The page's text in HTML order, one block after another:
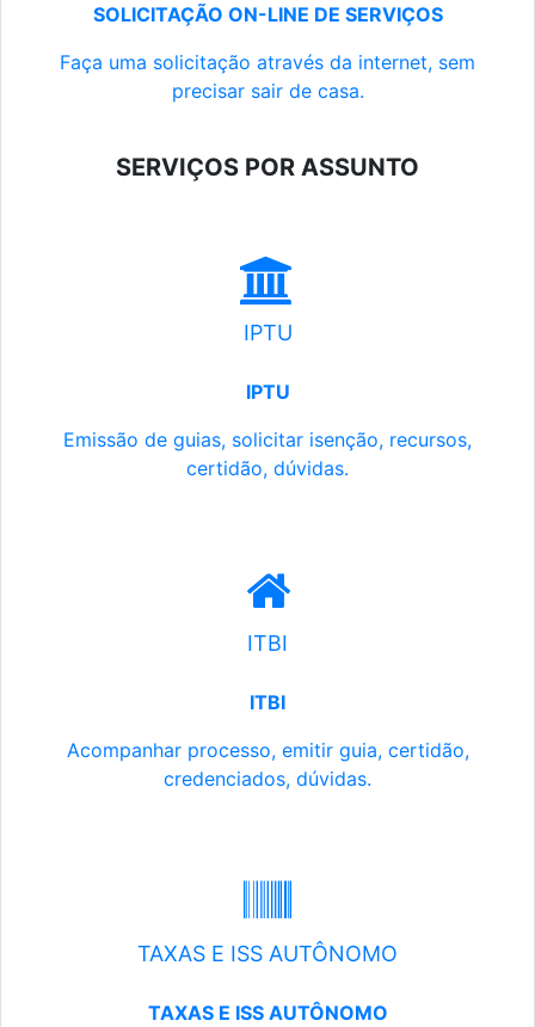
SOLICITAÇÃO ON-LINE DE SERVIÇOS
Faça uma solicitação através da internet, sem
precisar sair de casa.
SERVIÇOS POR ASSUNTO
IPTU
IPTU
Emissão de guias, solicitar isenção, recursos,
certidão, dúvidas.
ITBI
ITBI
Acompanhar processo, emitir guia, certidão,
credenciados, dúvidas.
TAXAS E ISS AUTÔNOMO
TAXAS E ISS AUTÔNOMO